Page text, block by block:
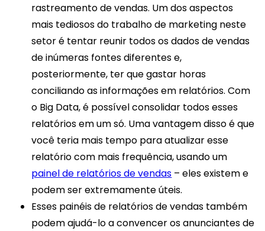
rastreamento de vendas. Um dos aspectos
mais tediosos do trabalho de marketing neste
setor é tentar reunir todos os dados de vendas
de inúmeras fontes diferentes e,
posteriormente, ter que gastar horas
conciliando as informações em relatórios. Com
o Big Data, é possível consolidar todos esses
relatórios em um só. Uma vantagem disso é que
você teria mais tempo para atualizar esse
relatório com mais frequência, usando um
painel de relatórios de vendas – eles existem e
podem ser extremamente úteis.
Esses painéis de relatórios de vendas também
podem ajudá-lo a convencer os anunciantes de